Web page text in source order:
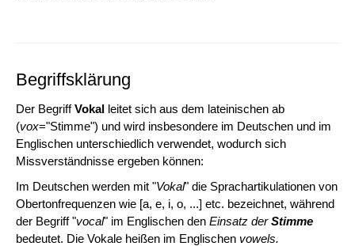
Begriffsklärung
Der BegriffVokal leitet sich aus dem lateinischen ab
(vox="Stimme") und wird insbesondere im Deutschen und im
Englischen unterschiedlich verwendet, wodurch sich
Missverständnisse ergeben können:
Im Deutschen werden mit "Vokal" die Sprachartikulationen von
Obertonfrequenzen wie [a, e, i, o, ...] etc. bezeichnet, während
der Begriff "vocal" im Englischen den Einsatz derStimme
bedeutet. Die Vokale heißen im Englischen vowels.